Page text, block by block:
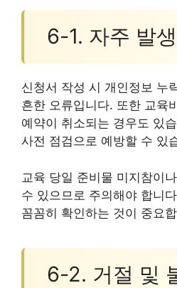
6-1. 자주 발
신청서 작성 시 개인정보 누
흔한 오류입니다. 또한 교육
예약이 취소되는 경우도 있
사전 점검으로 예방할 수 있
교육 당일 준비물 미지참이
수 있으므로 주의해야 합니
꼼꼼히 확인하는 것이 중요
6-2. 거절 및